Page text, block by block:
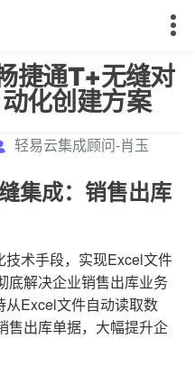
捷通T+无缝对
化创建方案
轻易云集成顾问-肖玉
集成：销售出库
术手段，实现Excel文件
底解决企业销售出库业务
从Excel文件自动读取数
售出库单据，大幅提升企